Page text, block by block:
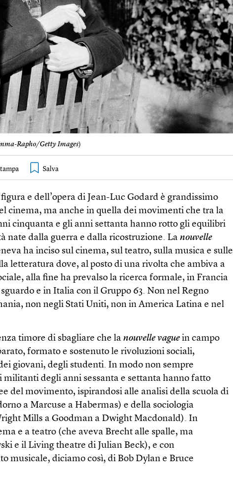
Rapho/Getty Images)
e dell’opera di Jean-Luc Godard è grandissimo
cinema, ma anche in quella dei movimenti che tra la
cinquanta e gli anni settanta hanno rotto gli equilibri
nate dalla guerra e dalla ricostruzione. Lanouvelle
ha inciso sul cinema, sul teatro, sulla musica e sulle
letteratura dove, al posto di una rivolta che ambiva a
alla fine ha prevalso la ricerca formale, in Francia
e in Italia con il Gruppo 63. Non nel Regno
non negli Stati Uniti, non in America Latina e nel
timore di sbagliare che lanouvelle vague in campo
formato e sostenuto le rivoluzioni sociali,
giovani, degli studenti. In modo non sempre
militanti degli anni sessanta e settanta hanno fatto
del movimento, ispirandosi alle analisi della scuola di
a Marcuse a Habermas) e della sociologia
Mills a Goodman a Dwight Macdonald). In
e a teatro (che aveva Brecht alle spalle, ma
e il Living theatre di Julian Beck), e con
musicale, diciamo così, di Bob Dylan e Bruce